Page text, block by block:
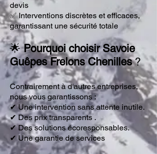
devis
✅ Interventions discrètes et efficaces,
garantissant une sécurité totale
🌟Pourquoi choisir Savoie
Guêpes Frelons Chenilles?
Contrairement à d'autres entreprises,
nous vous garantissons :
✔ Une intervention sans attente inutile.
✔ Des prix transparents .
✔ Des solutions écoresponsables.
✔ Une garantie deservices